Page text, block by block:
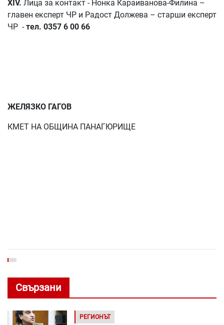
XIV. Лица за контакт - Нонка Караиванова-Филина –
главен експерт ЧР и Радост Должева – старши експерт
ЧР -тел. 0357 6 00 66
ЖЕЛЯЗКО ГАГОВ
КМЕТ НА ОБЩИНА ПАНАГЮРИЩЕ
Свързани
РЕГИОНЪТ